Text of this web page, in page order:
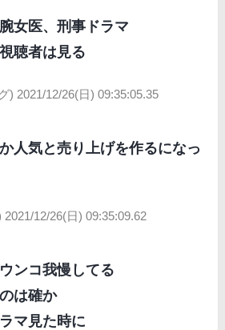
女医、刑事ドラマ
聴者は見る
) 2021/12/26(日) 09:35:05.35
人気と売り上げを作るになっ
2021/12/26(日) 09:35:09.62
ンコ我慢してる
は確か
マ見た時に